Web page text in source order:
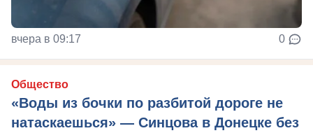
вчера в 09:17 0
Общество
«Воды из бочки по разбитой дороге не
натаскаешься» — Синцова в Донецке без